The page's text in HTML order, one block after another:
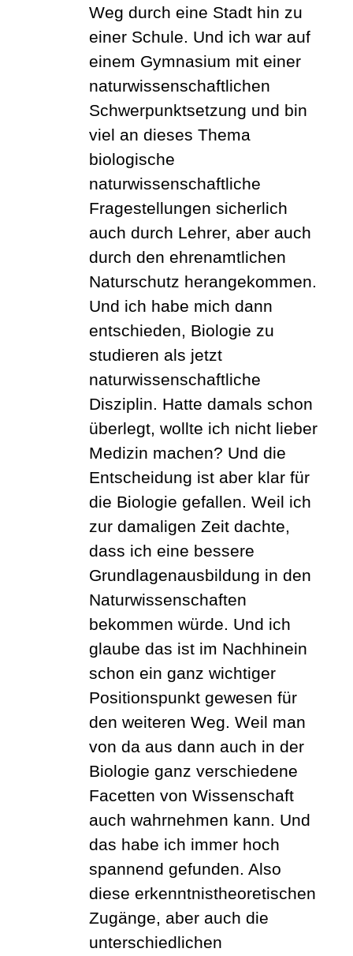
Weg durch eine Stadt hin zu
einer Schule. Und ich war auf
einem Gymnasium mit einer
naturwissenschaftlichen
Schwerpunktsetzung und bin
viel an dieses Thema
biologische
naturwissenschaftliche
Fragestellungen sicherlich
auch durch Lehrer, aber auch
durch den ehrenamtlichen
Naturschutz herangekommen.
Und ich habe mich dann
entschieden, Biologie zu
studieren als jetzt
naturwissenschaftliche
Disziplin. Hatte damals schon
überlegt, wollte ich nicht lieber
Medizin machen? Und die
Entscheidung ist aber klar für
die Biologie gefallen. Weil ich
zur damaligen Zeit dachte,
dass ich eine bessere
Grundlagenausbildung in den
Naturwissenschaften
bekommen würde. Und ich
glaube das ist im Nachhinein
schon ein ganz wichtiger
Positionspunkt gewesen für
den weiteren Weg. Weil man
von da aus dann auch in der
Biologie ganz verschiedene
Facetten von Wissenschaft
auch wahrnehmen kann. Und
das habe ich immer hoch
spannend gefunden. Also
diese erkenntnistheoretischen
Zugänge, aber auch die
unterschiedlichen